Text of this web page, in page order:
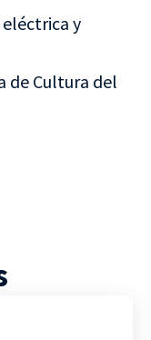
y
de Cultura del